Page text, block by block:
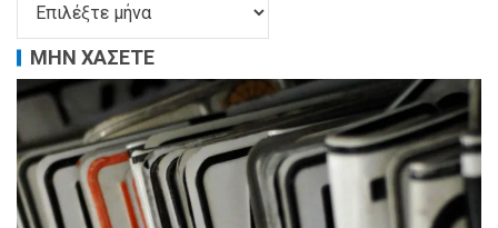
ΜΗΝ ΧΑΣΕΤΕ